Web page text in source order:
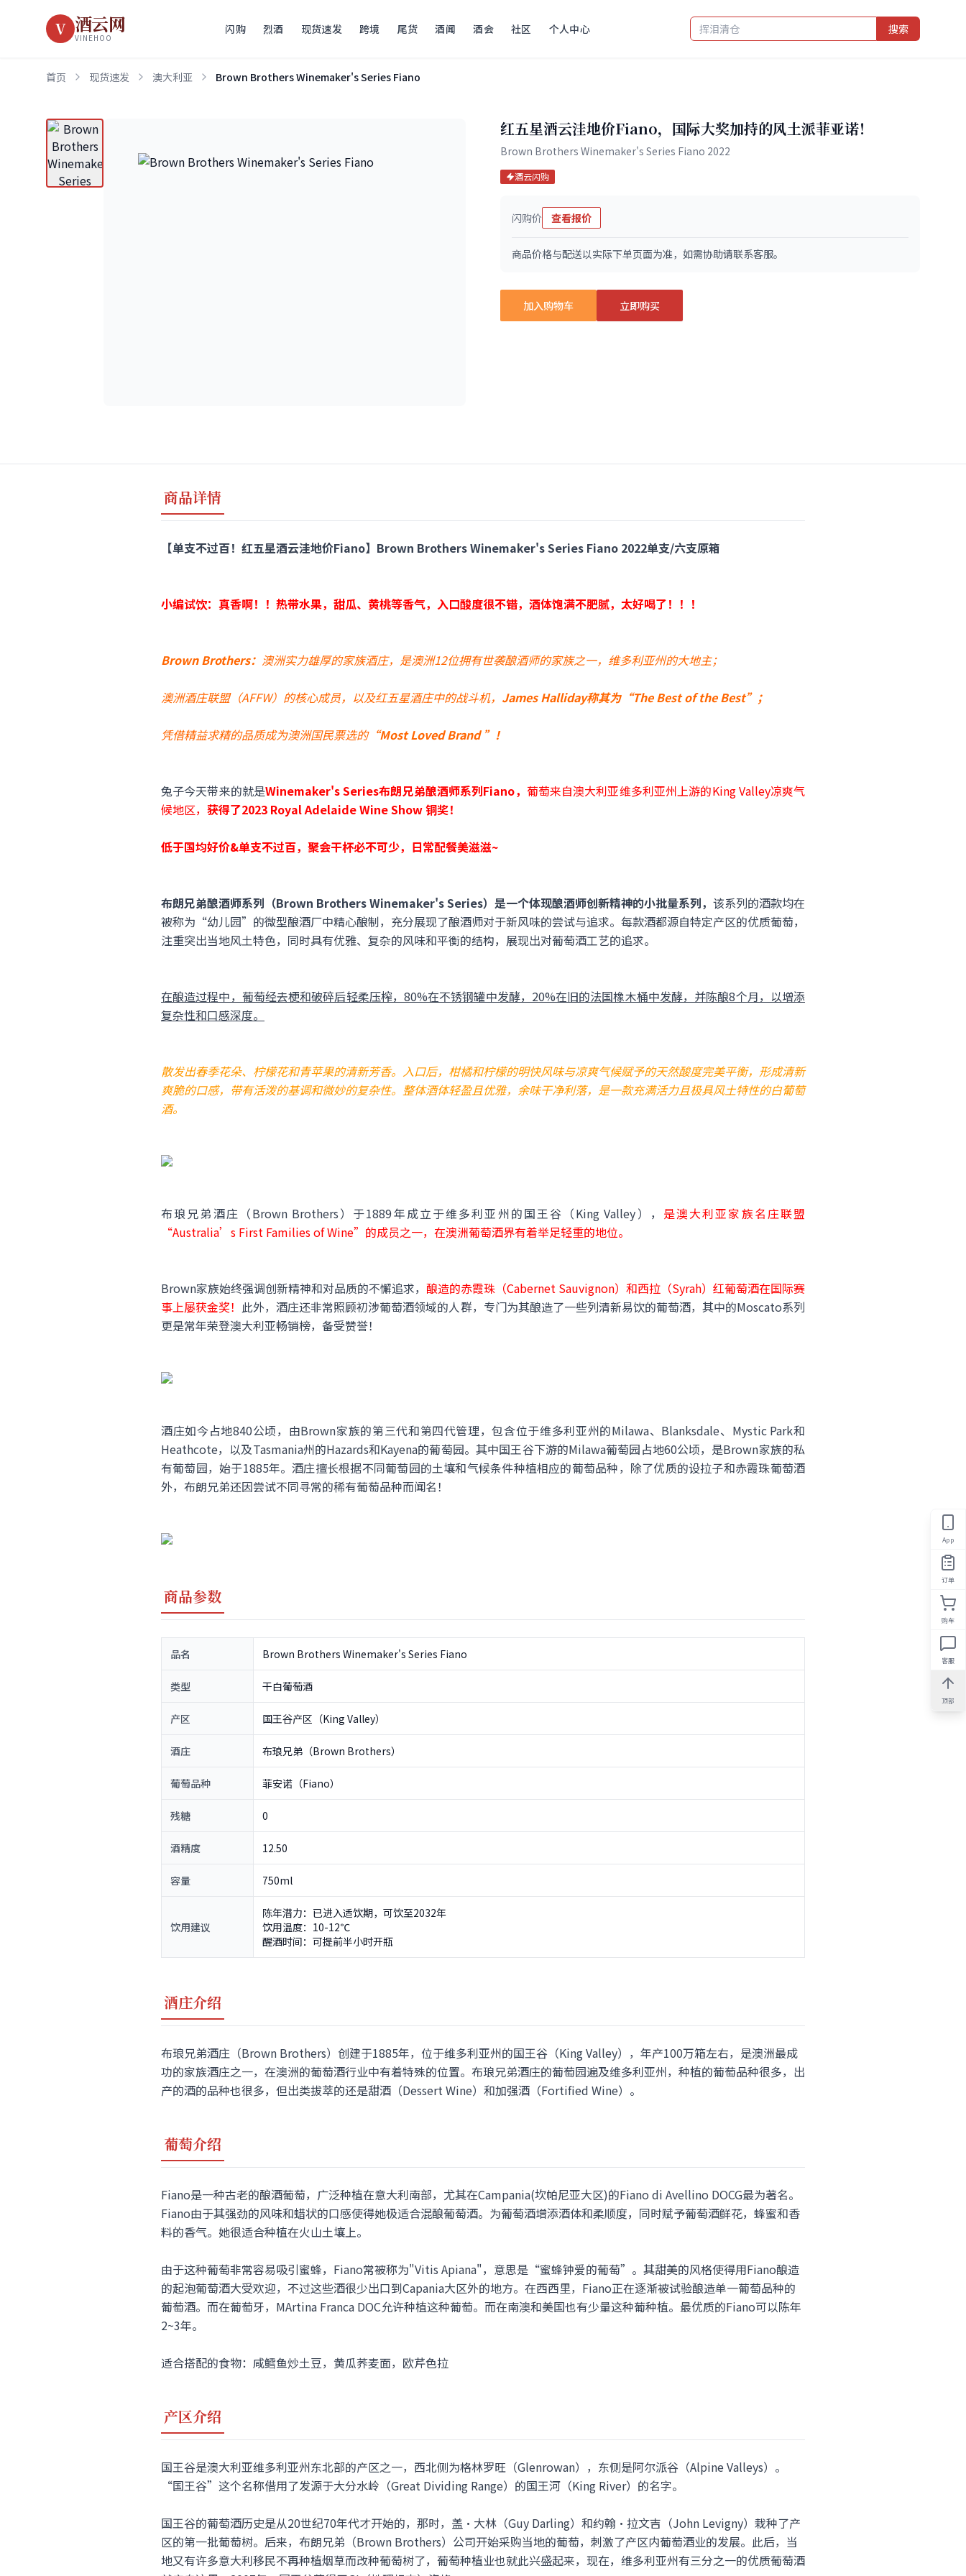
V 酒云网
VINEHOO
闪购 烈酒 现货速发 跨境 尾货 酒闻 酒会 社区 个人中心 搜索
首页 现货速发 澳大利亚 Brown Brothers Winemaker's Series Fiano
红五星酒云洼地价Fiano，国际大奖加持的风土派菲亚诺！
Brown Brothers Winemaker's Series Fiano 2022
酒云闪购
闪购价 查看报价
商品价格与配送以实际下单页面为准，如需协助请联系客服。
加入购物车 立即购买
商品详情
【单支不过百！红五星酒云洼地价Fiano】Brown Brothers Winemaker's Series Fiano 2022单支/六支原箱
小编试饮：真香啊！！热带水果，甜瓜、黄桃等香气，入口酸度很不错，酒体饱满不肥腻，太好喝了！！！
Brown Brothers： 澳洲实力雄厚的家族酒庄，是澳洲12位拥有世袭酿酒师的家族之一，维多利亚州的大地主；
澳洲酒庄联盟（AFFW）的核心成员，以及红五星酒庄中的战斗机， James Halliday称其为“The Best of the Best”；
凭借精益求精的品质成为澳洲国民票选的“Most Loved Brand ”！
兔子今天带来的就是Winemaker's Series布朗兄弟酿酒师系列Fiano， 葡萄来自澳大利亚维多利亚州上游的King Valley凉爽气
候地区， 获得了2023 Royal Adelaide Wine Show 铜奖！
低于国均好价&单支不过百， 聚会干杯必不可少，日常配餐美滋滋~
布朗兄弟酿酒师系列（Brown Brothers Winemaker's Series）是一个体现酿酒师创新精神的小批量系列， 该系列的酒款均在
被称为“幼儿园”的微型酿酒厂中精心酿制，充分展现了酿酒师对于新风味的尝试与追求。每款酒都源自特定产区的优质葡萄，
注重突出当地风土特色，同时具有优雅、复杂的风味和平衡的结构，展现出对葡萄酒工艺的追求。
在酿造过程中，葡萄经去梗和破碎后轻柔压榨，80%在不锈钢罐中发酵，20%在旧的法国橡木桶中发酵，并陈酿8个月，以增添
复杂性和口感深度。
散发出春季花朵、柠檬花和青苹果的清新芳香。入口后，柑橘和柠檬的明快风味与凉爽气候赋予的天然酸度完美平衡，形成清新
爽脆的口感，带有活泼的基调和微妙的复杂性。整体酒体轻盈且优雅，余味干净利落，是一款充满活力且极具风土特性的白葡萄
酒。
布琅兄弟酒庄（Brown Brothers）于1889年成立于维多利亚州的国王谷（King Valley）， 是澳大利亚家族名庄联盟
“Australia’s First Families of Wine”的成员之一，在澳洲葡萄酒界有着举足轻重的地位。
Brown家族始终强调创新精神和对品质的不懈追求， 酿造的赤霞珠（Cabernet Sauvignon）和西拉（Syrah）红葡萄酒在国际赛
事上屡获金奖！ 此外，酒庄还非常照顾初涉葡萄酒领域的人群，专门为其酿造了一些列清新易饮的葡萄酒，其中的Moscato系列
更是常年荣登澳大利亚畅销榜，备受赞誉！
酒庄如今占地840公顷，由Brown家族的第三代和第四代管理，包含位于维多利亚州的Milawa、Blanksdale、Mystic Park和
Heathcote，以及Tasmania州的Hazards和Kayena的葡萄园。其中国王谷下游的Milawa葡萄园占地60公顷，是Brown家族的私
有葡萄园，始于1885年。酒庄擅长根据不同葡萄园的土壤和气候条件种植相应的葡萄品种，除了优质的设拉子和赤霞珠葡萄酒
外，布朗兄弟还因尝试不同寻常的稀有葡萄品种而闻名！
商品参数
品名 Brown Brothers Winemaker's Series Fiano
类型 干白葡萄酒
产区 国王谷产区（King Valley）
酒庄 布琅兄弟（Brown Brothers）
葡萄品种 菲安诺（Fiano）
残糖 0
酒精度 12.50
容量 750ml
饮用建议
陈年潜力：已进入适饮期，可饮至2032年
饮用温度：10-12℃
醒酒时间：可提前半小时开瓶
酒庄介绍
布琅兄弟酒庄（Brown Brothers）创建于1885年，位于维多利亚州的国王谷（King Valley），年产100万箱左右，是澳洲最成
功的家族酒庄之一，在澳洲的葡萄酒行业中有着特殊的位置。布琅兄弟酒庄的葡萄园遍及维多利亚州，种植的葡萄品种很多，出
产的酒的品种也很多，但出类拔萃的还是甜酒（Dessert Wine）和加强酒（Fortified Wine）。
葡萄介绍
Fiano是一种古老的酿酒葡萄，广泛种植在意大利南部，尤其在Campania(坎帕尼亚大区)的Fiano di Avellino DOCG最为著名。
Fiano由于其强劲的风味和蜡状的口感使得她极适合混酿葡萄酒。为葡萄酒增添酒体和柔顺度，同时赋予葡萄酒鲜花，蜂蜜和香
料的香气。她很适合种植在火山土壤上。
由于这种葡萄非常容易吸引蜜蜂，Fiano常被称为"Vitis Apiana"，意思是“蜜蜂钟爱的葡萄”。其甜美的风格使得用Fiano酿造
的起泡葡萄酒大受欢迎，不过这些酒很少出口到Capania大区外的地方。在西西里，Fiano正在逐渐被试验酿造单一葡萄品种的
葡萄酒。而在葡萄牙，MArtina Franca DOC允许种植这种葡萄。而在南澳和美国也有少量这种葡种植。最优质的Fiano可以陈年
2~3年。
适合搭配的食物：咸鳕鱼炒土豆，黄瓜荞麦面，欧芹色拉
产区介绍
国王谷是澳大利亚维多利亚州东北部的产区之一，西北侧为格林罗旺（Glenrowan），东侧是阿尔派谷（Alpine Valleys）。
“国王谷”这个名称借用了发源于大分水岭（Great Dividing Range）的国王河（King River）的名字。
国王谷的葡萄酒历史是从20世纪70年代才开始的，那时，盖•大林（Guy Darling）和约翰•拉文吉（John Levigny）栽种了产
区的第一批葡萄树。后来，布朗兄弟（Brown Brothers）公司开始采购当地的葡萄，刺激了产区内葡萄酒业的发展。此后，当
地又有许多意大利移民不再种植烟草而改种葡萄树了，葡萄种植业也就此兴盛起来，现在，维多利亚州有三分之一的优质葡萄酒
App
订单
购车
客服
顶部